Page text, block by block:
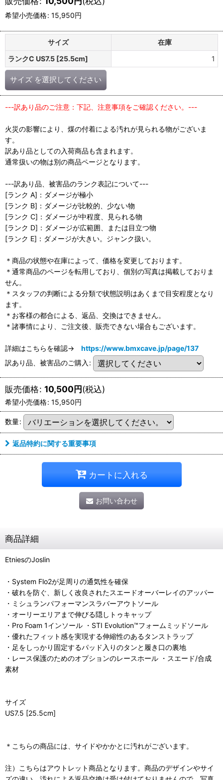
希望小売価格: 15,950円
サイズ
在庫
ランクC US7.5 [25.5cm]
1
サイズ を選択してください
---訳あり品のご注意：下記、注意事項をご確認ください。---
火災の影響により、煤の付着による汚れが見られる物がございま
す。
訳あり品としての入荷商品も含まれます。
通常扱いの物は別の商品ページとなります。
---訳あり品、被害品のランク表記について---
[ランク A]：ダメージが極小
[ランク B]：ダメージが比較的、少ない物
[ランク C]：ダメージが中程度、見られる物
[ランク D]：ダメージが広範囲、または目立つ物
[ランク E]：ダメージが大きい。ジャンク扱い。
＊商品の状態や在庫によって、価格を変更しております。
＊通常商品のページを転用しており、個別の写真は掲載しておりま
せん。
＊スタッフの判断による分類で状態説明はあくまで目安程度となり
ます。
＊お客様の都合による、返品、交換はできません。
＊諸事情により、ご注文後、販売できない場合もございます。
詳細はこちらを確認→ https://www.bmxcave.jp/page/137
訳あり品、被害品のご購入 :
販売価格: 10,500円(税込)
希望小売価格: 15,950円
数量:
返品特約に関する重要事項
カートに入れる
お問い合わせ
商品詳細
EtniesのJoslin
・System Flo2が足周りの通気性を確保
・破れを防ぐ、新しく改良されたスエードオーバーレイのアッパー
・ミシュランパフォーマンスラバーアウトソール
・オーリーエリアまで伸びる隠しトゥキャップ
・Pro Foam 1インソール ・STI Evolution™フォームミッドソール
・優れたフィット感を実現する伸縮性のあるタンストラップ
・足をしっかり固定するパッド入りのタンと履き口の裏地
・レース保護のためのオプションのレースホール ・スエード/合成
素材
サイズ
US7.5 [25.5cm]
＊こちらの商品には、サイドやかかとに汚れがございます。
注）こちらはアウトレット商品となります。商品のデザインやサイ